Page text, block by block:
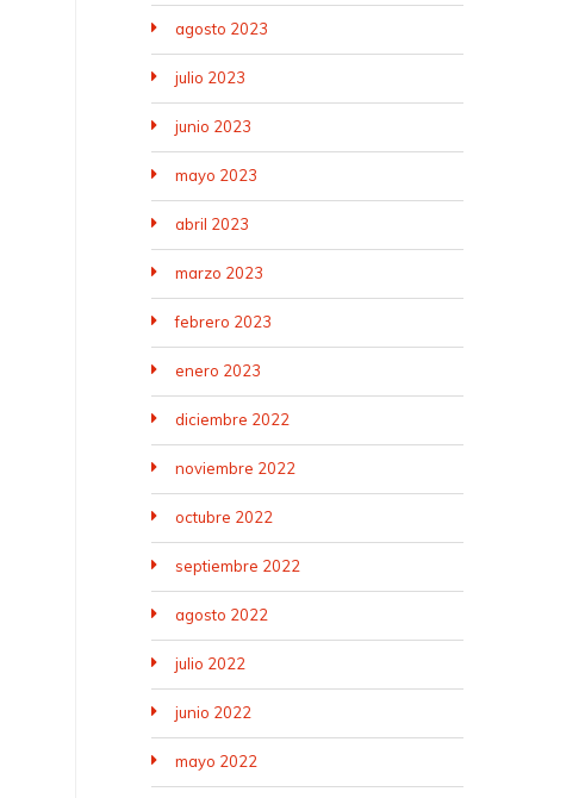
agosto 2023
julio 2023
junio 2023
mayo 2023
abril 2023
marzo 2023
febrero 2023
enero 2023
diciembre 2022
noviembre 2022
octubre 2022
septiembre 2022
agosto 2022
julio 2022
junio 2022
mayo 2022